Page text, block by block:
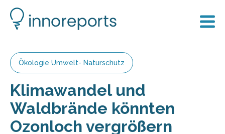
Ökologie Umwelt- Naturschutz
Klimawandel und
Waldbrände könnten
Ozonloch vergrößern